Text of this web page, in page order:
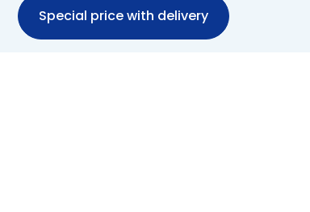
Special price with delivery